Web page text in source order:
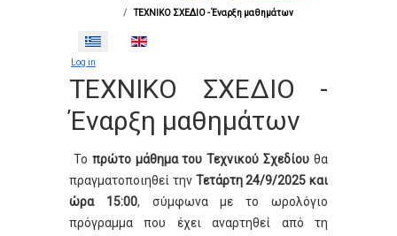
ΤΕΧΝΙΚΟ ΣΧΕΔΙΟ - Έναρξη μαθημάτων
Επιλέξτε τη γλώσσα σας
Log in
ΤΕΧΝΙΚΟ ΣΧΕΔΙΟ -
Έναρξη μαθημάτων
Το πρώτο μάθημα του Τεχνικού Σχεδίου θα
πραγματοποιηθεί την Τετάρτη 24/9/2025 και
ώρα 15:00, σύμφωνα με το ωρολόγιο
πρόγραμμα που έχει αναρτηθεί από τη